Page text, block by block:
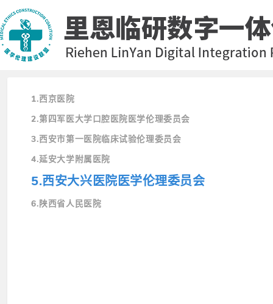
1.西京医院
2.第四军医大学口腔医院医学伦理委员会
3.西安市第一医院临床试验伦理委员会
4.延安大学附属医院
5.西安大兴医院医学伦理委员会
6.陕西省人民医院